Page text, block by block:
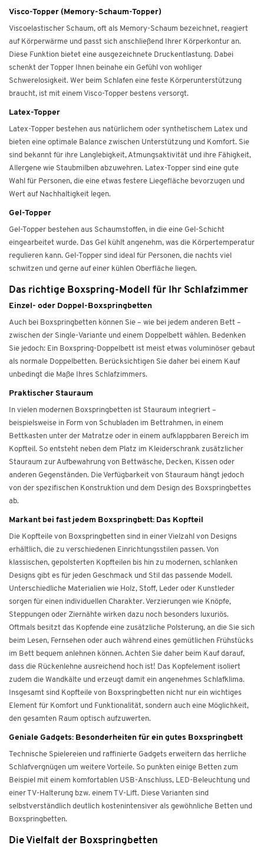
Visco-Topper (Memory-Schaum-Topper)
Viscoelastischer Schaum, oft als Memory-Schaum bezeichnet, reagiert
auf Körperwärme und passt sich anschließend Ihrer Körperkontur an.
Diese Funktion bietet eine ausgezeichnete Druckentlastung. Dabei
schenkt der Topper Ihnen beinahe ein Gefühl von wohliger
Schwerelosigkeit. Wer beim Schlafen eine feste Körperunterstützung
braucht, ist mit einem Visco-Topper bestens versorgt.
Latex-Topper
Latex-Topper bestehen aus natürlichem oder synthetischem Latex und
bieten eine optimale Balance zwischen Unterstützung und Komfort. Sie
sind bekannt für ihre Langlebigkeit, Atmungsaktivität und ihre Fähigkeit,
Allergene wie Staubmilben abzuwehren. Latex-Topper sind eine gute
Wahl für Personen, die eine etwas festere Liegefläche bevorzugen und
Wert auf Nachhaltigkeit legen.
Gel-Topper
Gel-Topper bestehen aus Schaumstoffen, in die eine Gel-Schicht
eingearbeitet wurde. Das Gel kühlt angenehm, was die Körpertemperatur
regulieren kann. Gel-Topper sind ideal für Personen, die nachts viel
schwitzen und gerne auf einer kühlen Oberfläche liegen.
Das richtige Boxspring-Modell für Ihr Schlafzimmer
Einzel- oder Doppel-Boxspringbetten
Auch bei Boxspringbetten können Sie – wie bei jedem anderen Bett –
zwischen der Single-Variante und einem Doppelbett wählen. Bedenken
Sie jedoch: Ein Boxspring-Doppelbett ist meist etwas voluminöser gebaut
als normale Doppelbetten. Berücksichtigen Sie daher bei einem Kauf
unbedingt die Maße Ihres Schlafzimmers.
Praktischer Stauraum
In vielen modernen Boxspringbetten ist Stauraum integriert –
beispielsweise in Form von Schubladen im Bettrahmen, in einem
Bettkasten unter der Matratze oder in einem aufklappbaren Bereich im
Kopfteil. So entsteht neben dem Platz im Kleiderschrank zusätzlicher
Stauraum zur Aufbewahrung von Bettwäsche, Decken, Kissen oder
anderen Gegenständen. Die Verfügbarkeit von Stauraum hängt jedoch
von der spezifischen Konstruktion und dem Design des Boxspringbettes
ab.
Markant bei fast jedem Boxspringbett: Das Kopfteil
Die Kopfteile von Boxspringbetten sind in einer Vielzahl von Designs
erhältlich, die zu verschiedenen Einrichtungsstilen passen. Von
klassischen, gepolsterten Kopfteilen bis hin zu modernen, schlanken
Designs gibt es für jeden Geschmack und Stil das passende Modell.
Unterschiedliche Materialien wie Holz, Stoff, Leder oder Kunstleder
sorgen für einen individuellen Charakter. Verzierungen wie Knöpfe,
Steppungen oder Ziernähte wirken dazu noch besonders luxuriös.
Oftmals besitzt das Kopfende eine zusätzliche Polsterung, an die Sie sich
beim Lesen, Fernsehen oder auch während eines gemütlichen Frühstücks
im Bett bequem anlehnen können. Achten Sie daher beim Kauf darauf,
dass die Rückenlehne ausreichend hoch ist! Das Kopfelement isoliert
zudem die Wandkälte und erzeugt damit ein angenehmes Schlafklima.
Insgesamt sind Kopfteile von Boxspringbetten nicht nur ein wichtiges
Element für Komfort und Funktionalität, sondern auch eine Möglichkeit,
den gesamten Raum optisch aufzuwerten.
Geniale Gadgets: Besonderheiten für ein gutes Boxspringbett
Technische Spielereien und raffinierte Gadgets erweitern das herrliche
Schlafvergnügen um weitere Vorteile. So punkten einige Betten zum
Beispiel mit einem komfortablen USB-Anschluss, LED-Beleuchtung und
einer TV-Halterung bzw. einem TV-Lift. Diese Varianten sind
selbstverständlich deutlich kostenintensiver als gewöhnliche Betten und
Boxspringbetten.
Die Vielfalt der Boxspringbetten